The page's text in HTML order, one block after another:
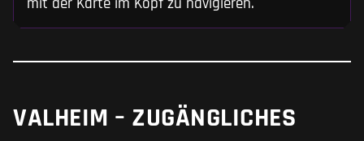
VALHEIM – ZUGÄNGLICHES